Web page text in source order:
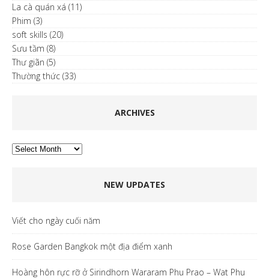
La cà quán xá (11)
Phim (3)
soft skills (20)
Sưu tầm (8)
Thư giãn (5)
Thường thức (33)
ARCHIVES
Archives
NEW UPDATES
Viết cho ngày cuối năm
Rose Garden Bangkok một địa điểm xanh
Hoàng hôn rực rỡ ở Sirindhorn Wararam Phu Prao – Wat Phu